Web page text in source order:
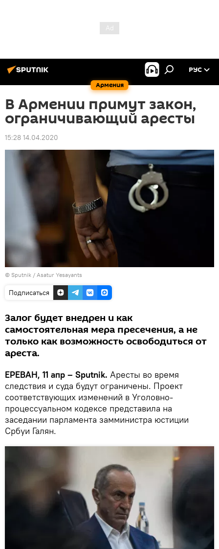
Армения
РУС
В Армении примут закон,
ограничивающий аресты
15:28 14.04.2020
© Sputnik / Asatur Yesayants
Подписаться
Залог будет внедрен и как
самостоятельная мера пресечения, а не
только как возможность освободиться от
ареста.
ЕРЕВАН, 11 апр – Sputnik. Аресты во время
следствия и суда будут ограничены. Проект
соответствующих изменений в Уголовно-
процессуальном кодексе представила на
заседании парламента замминистра юстиции
Србуи Галян.